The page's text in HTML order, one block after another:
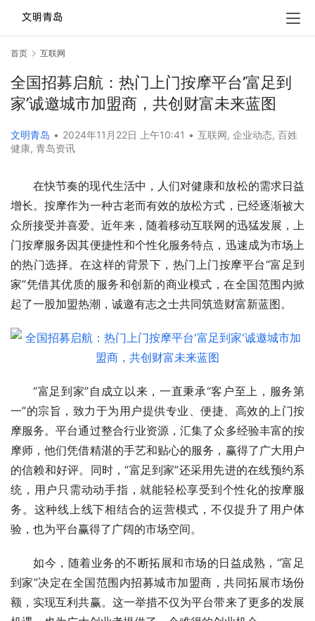
首页 互联网
全国招募启航：热门上门按摩平台’富足到
家’诚邀城市加盟商，共创财富未来蓝图
文明青岛 • 2024年11月22日 上午10:41 • 互联网, 企业动态, 百姓
健康, 青岛资讯
在快节奏的现代生活中，人们对健康和放松的需求日益
增长。按摩作为一种古老而有效的放松方式，已经逐渐被大
众所接受并喜爱。近年来，随着移动互联网的迅猛发展，上
门按摩服务因其便捷性和个性化服务特点，迅速成为市场上
的热门选择。在这样的背景下，热门上门按摩平台“富足到
家”凭借其优质的服务和创新的商业模式，在全国范围内掀
起了一股加盟热潮，诚邀有志之士共同筑造财富新蓝图。
“富足到家”自成立以来，一直秉承“客户至上，服务第
一”的宗旨，致力于为用户提供专业、便捷、高效的上门按
摩服务。平台通过整合行业资源，汇集了众多经验丰富的按
摩师，他们凭借精湛的手艺和贴心的服务，赢得了广大用户
的信赖和好评。同时，“富足到家”还采用先进的在线预约系
统，用户只需动动手指，就能轻松享受到个性化的按摩服
务。这种线上线下相结合的运营模式，不仅提升了用户体
验，也为平台赢得了广阔的市场空间。
如今，随着业务的不断拓展和市场的日益成熟，“富足
到家”决定在全国范围内招募城市加盟商，共同拓展市场份
额，实现互利共赢。这一举措不仅为平台带来了更多的发展